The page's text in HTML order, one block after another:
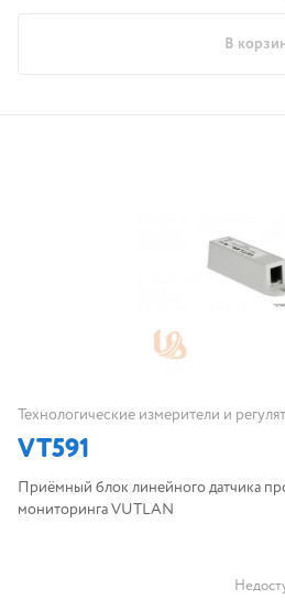
В
Технологические измерители и
VT591
Приёмный блок линейного датчика
мониторинга VUTLAN